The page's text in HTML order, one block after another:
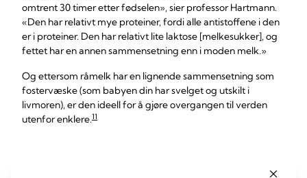
omtrent 30 timer etter fødselen», sier professor Hartmann.
«Den har relativt mye proteiner, fordi alle antistoffene i den
er i proteiner. Den har relativt lite laktose [melkesukker], og
fettet har en annen sammensetning enn i moden melk.»
Og ettersom råmelk har en lignende sammensetning som
fostervæske (som babyen din har svelget og utskilt i
livmoren), er den ideell for å gjøre overgangen til verden
utenfor enklere.11